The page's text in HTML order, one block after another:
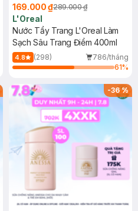
169.000 ₫289.000 ₫
L'Oreal
Nước Tẩy Trang L'Oreal Làm
Sạch Sâu Trang Điểm 400ml
4.8 (298)
786/tháng
61%
-36%